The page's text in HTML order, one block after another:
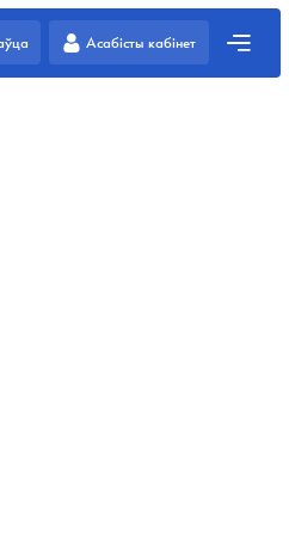
Асабісты кабінет